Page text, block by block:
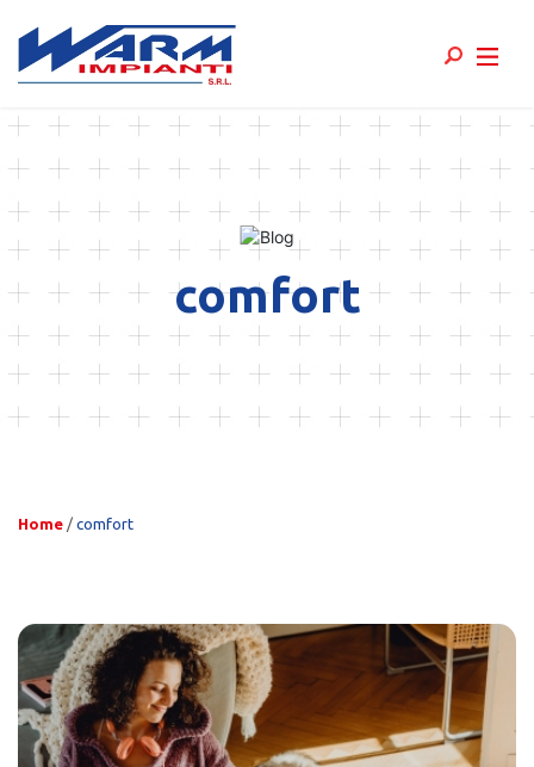
Skip
content
comfort
Home / comfort